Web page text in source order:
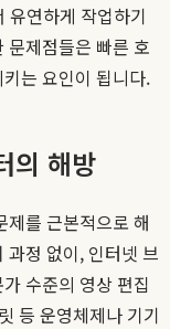
유연하게 작업하기
문제점들은 빠른 호
는 요인이 됩니다.
의 해방
제를 근본적으로 해
과정 없이, 인터넷 브
수준의 영상 편집
등 운영체제나 기기